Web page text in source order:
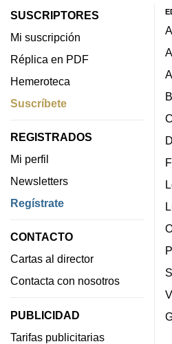
SUSCRIPTORES
Mi suscripción
Réplica en PDF
Hemeroteca
Suscríbete
REGISTRADOS
Mi perfil
Newsletters
Regístrate
CONTACTO
Cartas al director
Contacta con nosotros
PUBLICIDAD
Tarifas publicitarias